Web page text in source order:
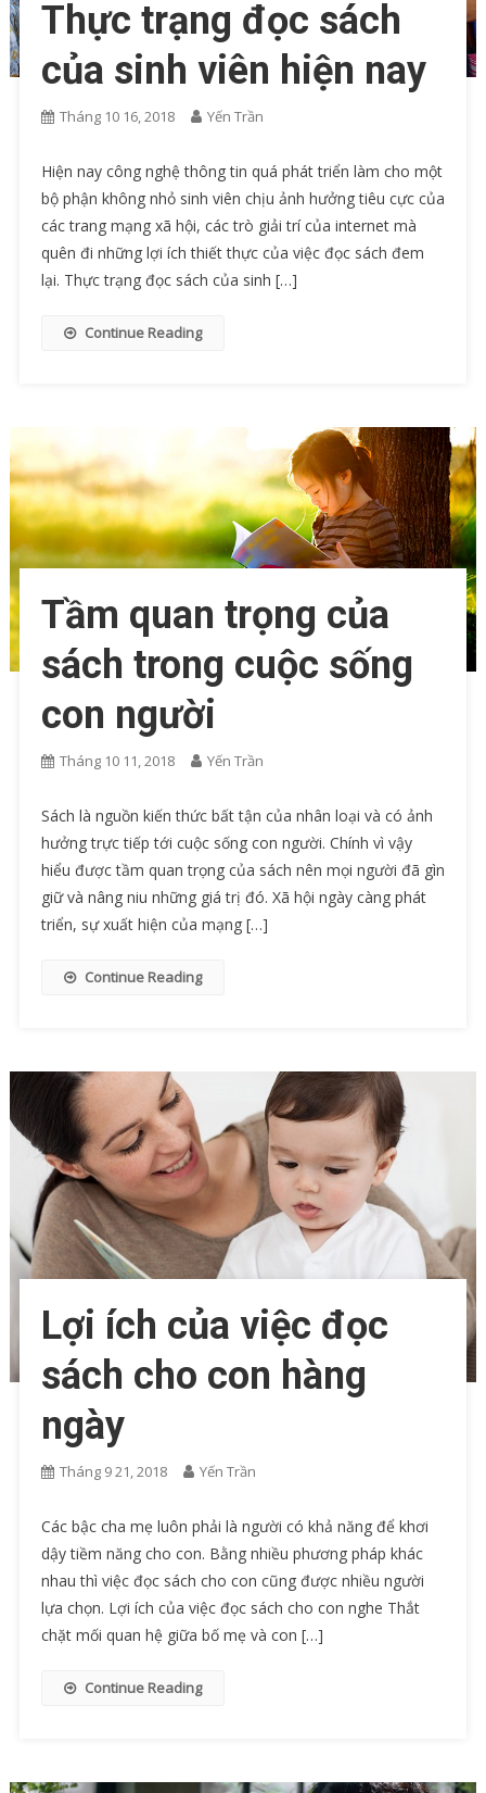
Thực trạng đọc sách
của sinh viên hiện nay
Tháng 10 16, 2018 Yến Trần
Hiện nay công nghệ thông tin quá phát triển làm cho một
bộ phận không nhỏ sinh viên chịu ảnh hưởng tiêu cực của
các trang mạng xã hội, các trò giải trí của internet mà
quên đi những lợi ích thiết thực của việc đọc sách đem
lại. Thực trạng đọc sách của sinh […]
Continue Reading
Tầm quan trọng của
sách trong cuộc sống
con người
Tháng 10 11, 2018 Yến Trần
Sách là nguồn kiến thức bất tận của nhân loại và có ảnh
hưởng trực tiếp tới cuộc sống con người. Chính vì vậy
hiểu được tầm quan trọng của sách nên mọi người đã gìn
giữ và nâng niu những giá trị đó. Xã hội ngày càng phát
triển, sự xuất hiện của mạng […]
Continue Reading
Lợi ích của việc đọc
sách cho con hàng
ngày
Tháng 9 21, 2018 Yến Trần
Các bậc cha mẹ luôn phải là người có khả năng để khơi
dậy tiềm năng cho con. Bằng nhiều phương pháp khác
nhau thì việc đọc sách cho con cũng được nhiều người
lựa chọn. Lợi ích của việc đọc sách cho con nghe Thắt
chặt mối quan hệ giữa bố mẹ và con […]
Continue Reading